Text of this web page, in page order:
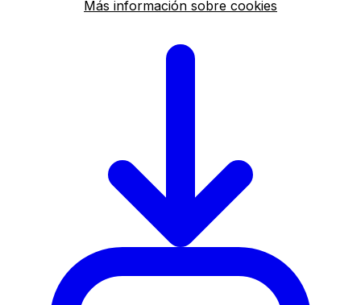
Más información sobre cookies